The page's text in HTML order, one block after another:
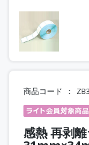
商品コード
感熱 再剥離